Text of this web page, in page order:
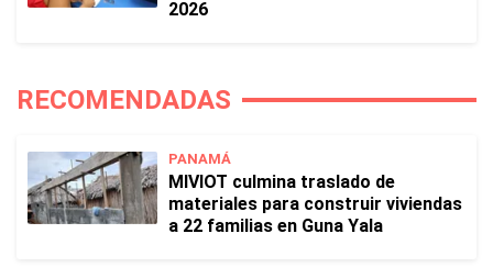
2026
RECOMENDADAS
PANAMÁ
MIVIOT culmina traslado de
materiales para construir viviendas
a 22 familias en Guna Yala